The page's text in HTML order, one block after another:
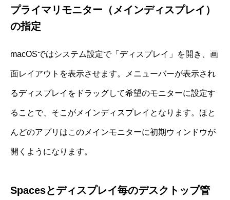
プライマリモニター（メインディスプレイ）
の指定
macOSではシステム設定で「ディスプレイ」を開き、画
面レイアウトを表示させます。メニューバーが表示され
るディスプレイをドラッグして希望のモニターに設定す
ることで、そこがメインディスプレイとなります。ほと
んどのアプリはこのメインモニターに初期ウィンドウが
開くようになります。
Spacesとディスプレイ毎のデスクトップ管